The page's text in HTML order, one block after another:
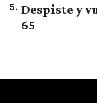
5. Despiste y
65